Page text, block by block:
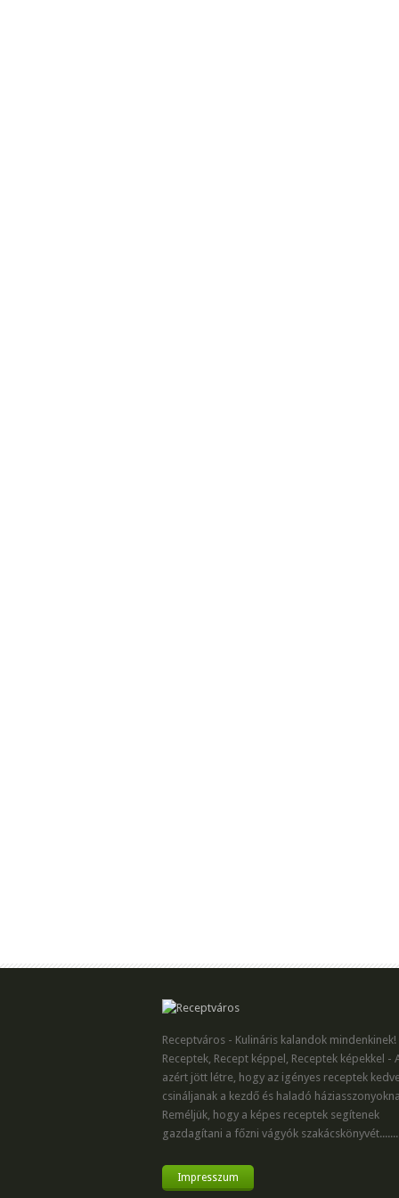
Receptváros - Kulináris kalandok mindenkinek!
Receptek, Recept képpel, Receptek képekkel -
azért jött létre, hogy az igényes receptek
csináljanak a kezdő és haladó
Reméljük, hogy a képes receptek segítenek
gazdagítani a főzni vágyók szakácskönyvét.......
Impresszum